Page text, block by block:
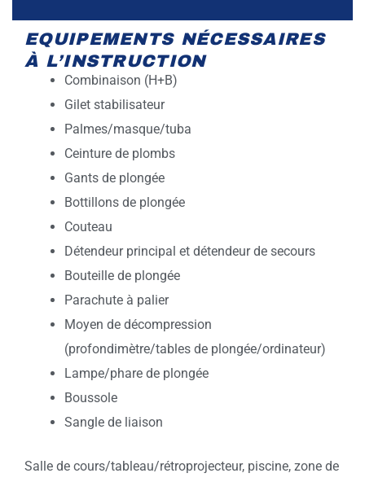
EQUIPEMENTS NÉCESSAIRES
À L’INSTRUCTION
Combinaison (H+B)
Gilet stabilisateur
Palmes/masque/tuba
Ceinture de plombs
Gants de plongée
Bottillons de plongée
Couteau
Détendeur principal et détendeur de secours
Bouteille de plongée
Parachute à palier
Moyen de décompression
(profondimètre/tables de plongée/ordinateur)
Lampe/phare de plongée
Boussole
Sangle de liaison
Salle de cours/tableau/rétroprojecteur, piscine, zone de